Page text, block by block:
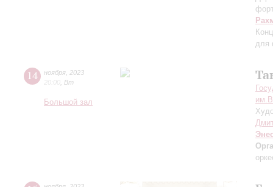
для
14 ноября 2023
20:00 Вт
Большой зал